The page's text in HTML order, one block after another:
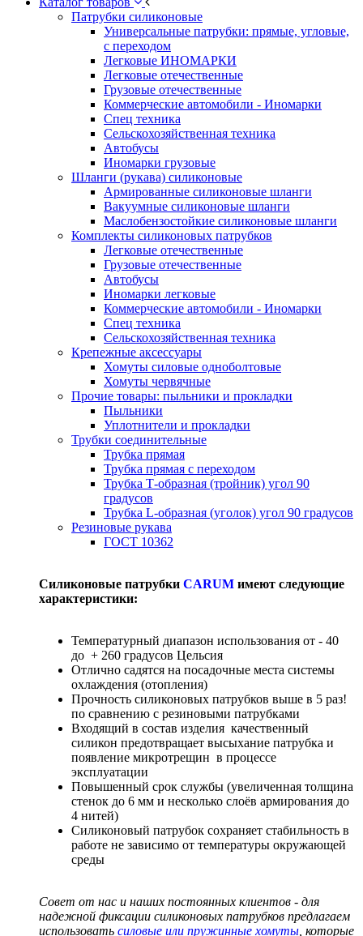
Патрубки силиконовые
Универсальные патрубки: прямые, угловые,
с переходом
Легковые ИНОМАРКИ
Легковые отечественные
Грузовые отечественные
Коммерческие автомобили - Иномарки
Спец техника
Сельскохозяйственная техника
Автобусы
Иномарки грузовые
Шланги (рукава) силиконовые
Армированные силиконовые шланги
Вакуумные силиконовые шланги
Маслобензостойкие силиконовые шланги
Комплекты силиконовых патрубков
Легковые отечественные
Грузовые отечественные
Автобусы
Иномарки легковые
Коммерческие автомобили - Иномарки
Спец техника
Сельскохозяйственная техника
Крепежные аксессуары
Хомуты силовые одноболтовые
Хомуты червячные
Прочие товары: пыльники и прокладки
Пыльники
Уплотнители и прокладки
Трубки соединительные
Трубка прямая
Трубка прямая с переходом
Трубка Т-образная (тройник) угол 90
градусов
Трубка L-образная (уголок) угол 90 градусов
Резиновые рукава
ГОСТ 10362
Силиконовые патрубки CARUM имеют следующие
характеристики:
Температурный диапазон использования от - 40
до + 260 градусов Цельсия
Отлично садятся на посадочные места системы
охлаждения (отопления)
Прочность силиконовых патрубков выше в 5 раз!
по сравнению с резиновыми патрубками
Входящий в состав изделия качественный
силикон предотвращает высыхание патрубка и
появление микротрещин в процессе
эксплуатации
Повышенный срок службы (увеличенная толщина
стенок до 6 мм и несколько слоёв армирования до
4 нитей)
Силиконовый патрубок сохраняет стабильность в
работе не зависимо от температуры окружающей
среды
Совет от нас и наших постоянных клиентов - для
надежной фиксации силиконовых патрубков предлагаем
использовать силовые или пружинные хомуты , которые